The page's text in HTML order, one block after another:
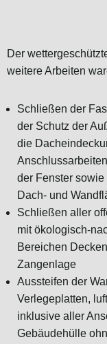
Der
weitere Arbeiten
Schließen der
der Schutz der
die
der Fenster
Dach- und
Schließen aller
mit ökologisch-
Bereichen
Zangenlage
Aussteifen der
Verlegeplatten,
inklusive aller
Gebäudehülle